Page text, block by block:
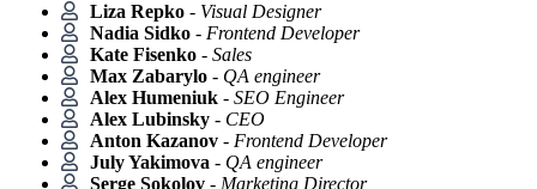
Liza Repko - Visual Designer
Nadia Sidko - Frontend Developer
Kate Fisenko - Sales
Max Zabarylo - QA engineer
Alex Humeniuk - SEO Engineer
Alex Lubinsky - CEO
Anton Kazanov - Frontend Developer
July Yakimova - QA engineer
Serge Sokolov - Marketing Director